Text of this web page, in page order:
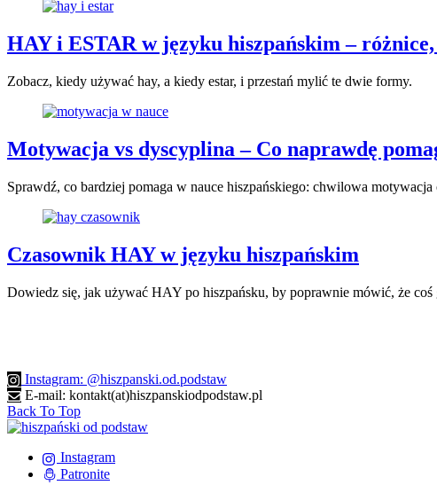
HAY i ESTAR w języku hiszpańskim –
Zobacz, kiedy używać hay, a kiedy estar, i przestań mylić te dwie formy.
Motywacja vs dyscyplina – Co naprawdę
Sprawdź, co bardziej pomaga w nauce hiszpańskiego: chwilowa
Czasownik HAY w języku hiszpańskim
Dowiedz się, jak używać HAY po hiszpańsku, by poprawnie mówić, że coś
Instagram: @hiszpanski.od.podstaw
E-mail: kontakt(at)hiszpanskiodpodstaw.pl
Back To Top
Instagram
Patronite